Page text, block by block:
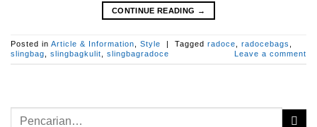
CONTINUE READING →
Posted in Article & Information, Style Tagged radoce, radocebags ,
slingbag, slingbagkulit, slingbagradoce Leave a comment
untuk: